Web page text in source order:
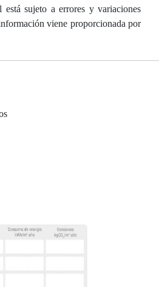
está sujeto a errores y variaciones
viene proporcionada por